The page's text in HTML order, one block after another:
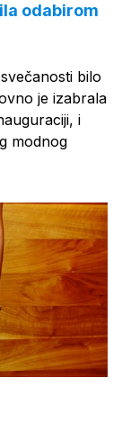
odabirom
bilo
je izabrala
i
modnog